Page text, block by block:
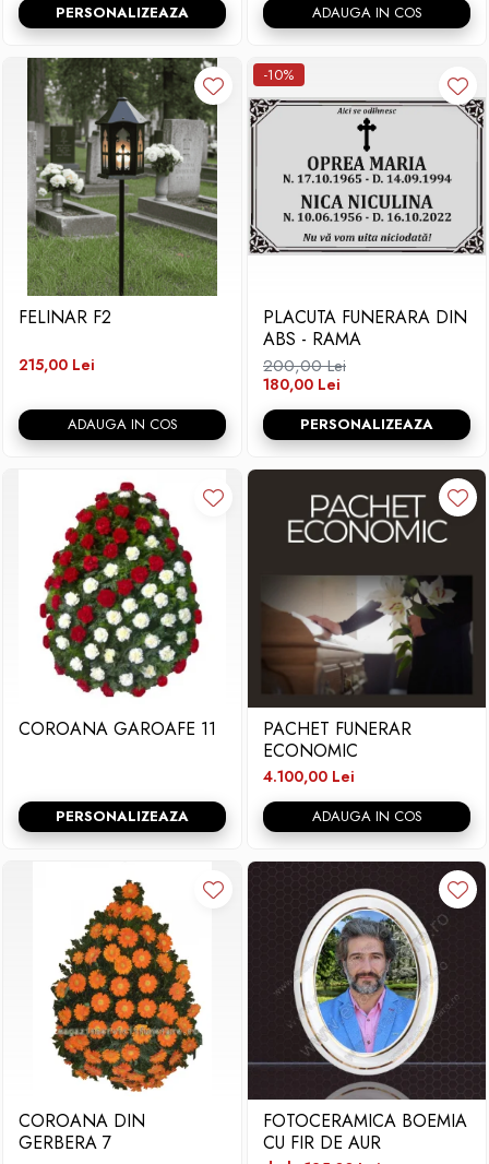
PERSONALIZEAZA ADAUGA IN COS
FELINAR F2
215,00 Lei
ADAUGA IN COS
-10%
PLACUTA FUNERARA DIN
ABS - RAMA
200,00 Lei
180,00 Lei
PERSONALIZEAZA
COROANA GAROAFE 11
PERSONALIZEAZA
PACHET FUNERAR
ECONOMIC
4.100,00 Lei
ADAUGA IN COS
COROANA DIN
GERBERA 7
FOTOCERAMICA BOEMIA
CU FIR DE AUR